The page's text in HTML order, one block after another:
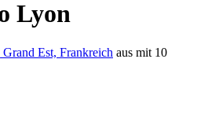
Lyon
Est, Frankreich aus mit 10